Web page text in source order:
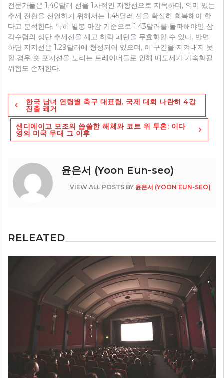
전문가들은 1.40달러 선을 1차적인 저항선으로 지목하며, 의미 있는
추세 전환을 선언하기 위해서는 1.45달러 선을 확실히 회복해야 한
다고 분석한다. 특히 일봉 마감 기준으로 1.43달러를 돌파해야만 삼
각수렴의 상단 추세선을 깨고 하락 패턴을 무효화할 수 있다. 반면
하단 지지선은 1.29달러에 형성되어 있으며, 이 구간을 지켜내지 못
할 경우 숏 포지션을 노리는 트레이더들로 인해 매도세가 가속화될
위험도 존재한다.
글
탐
색
한국 남녀 연령별 축구 대표팀, 국제 대회 나란히 4강
진출 쾌거
샌디에이고 모조의 씁쓸한 해체와 코트 위 투혼: 이다
영의 미국 무대 그 이후
윤은서 (Yoon Eun-seo)
VIEW ALL POSTS BY 윤은서 (YOON EUN-SEO)
RELEATED